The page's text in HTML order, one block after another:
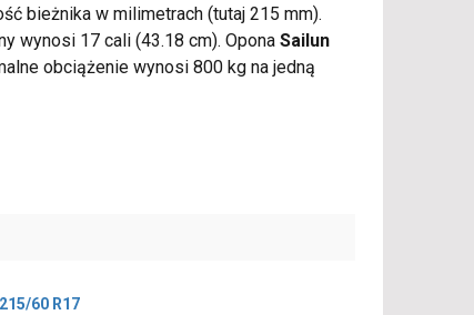
bieżnika w milimetrach (tutaj 215 mm).
wynosi 17 cali (43.18 cm). Opona Sailun
obciążenie wynosi 800 kg na jedną
215/60 R17